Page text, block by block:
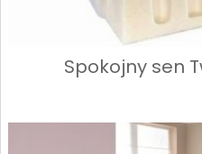
Spokojny sen